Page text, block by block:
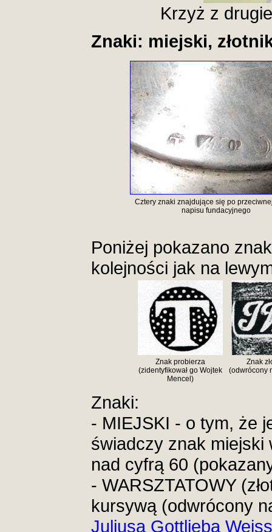
Krzyż z
Znaki: miejski,
Cztery znaki znajdujące się po
napisu fundacyjnego
Poniżej pokazano
kolejności jak na
Znak probierza
(zidentyfikował go Wojtek
Mencel)
Znak
(odwrócony
Znaki:
- MIEJSKI - o tym, że
świadczy znak miejski
nad cyfrą 60
- WARSZTATOWY
kursywą (odwrócony
Juliusa Gottlieba